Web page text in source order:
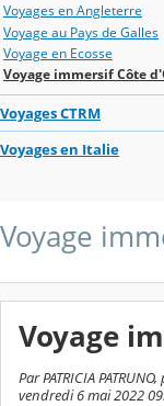
Voyages en Angleterre
Voyage au Pays de Galles
Voyage en Ecosse
Voyage immersif Côte
Voyages CTRM
Voyages en Italie
Voyage
Voyage
Par PATRICIA
vendredi 6 mai 2022